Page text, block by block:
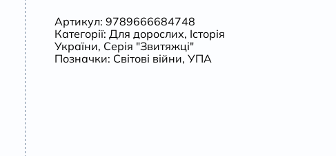
Артикул: 9789666684748
Категорії: Для дорослих, Історія
України, Серія "Звитяжці"
Позначки: Світові війни, УПА